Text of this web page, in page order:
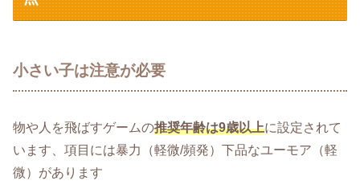
小さい子は注意が必要
物や人を飛ばすゲームの推奨年齢は9歳以上に設定されて
います、項目には暴力（軽微/頻発）下品なユーモア（軽
微）があります